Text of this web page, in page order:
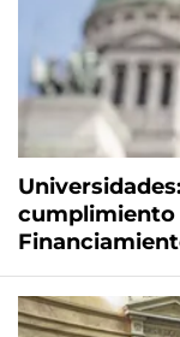
cumplimiento